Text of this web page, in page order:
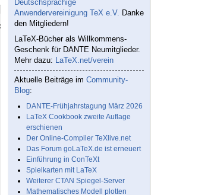
Mustermann, Max       and Mustermann, Max and
Deutschsprachige
Anwendervereinigung TeX e.V. Danke
den Mitgliedern!
LaTeX-Bücher als Willkommens-
Geschenk für DANTE Neumitglieder.
Mehr dazu: LaTeX.net/verein
Aktuelle Beiträge im Community-
Blog:
DANTE-Frühjahrstagung März 2026
LaTeX Cookbook zweite Auflage
erschienen
Der Online-Compiler TeXlive.net
Das Forum goLaTeX.de ist erneuert
Einführung in ConTeXt
Spielkarten mit LaTeX
Weiterer CTAN Spiegel-Server
Mathematisches Modell plotten